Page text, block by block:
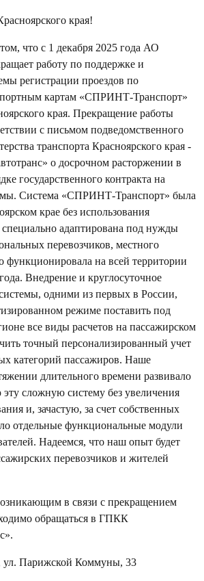
края!
что с 1 декабря 2025 года АО
работу по поддержке и
регистрации проездов по
картам «СПРИНТ-Транспорт»
края. Прекращение работы
с письмом подведомственного
транспорта Красноярского края -
о досрочном расторжении в
государственного контракта на
Система «СПРИНТ-Транспорт» была
крае без использования
адаптирована под нужды
перевозчиков, местного
функционировала на всей территории
Внедрение и круглосуточное
одними из первых в России,
режиме поставить под
все виды расчетов на пассажирском
точный персонализированный учет
категорий пассажиров. Наше
длительного времени развивало
сложную систему без увеличения
и, зачастую, за счет собственных
отдельные функциональные модули
Надеемся, что наш опыт будет
перевозчиков и жителей
в связи с прекращением
обращаться в ГПКК
ул. Парижской Коммуны, 33